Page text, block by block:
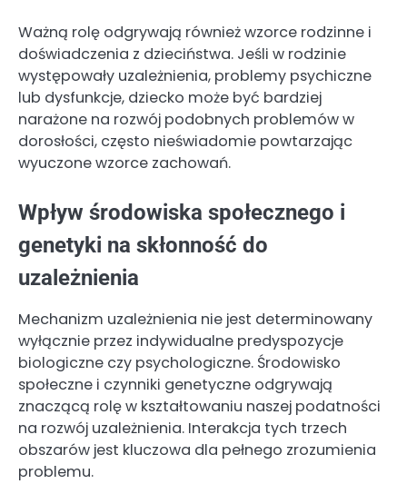
Ważną rolę odgrywają również wzorce rodzinne i
doświadczenia z dzieciństwa. Jeśli w rodzinie
występowały uzależnienia, problemy psychiczne
lub dysfunkcje, dziecko może być bardziej
narażone na rozwój podobnych problemów w
dorosłości, często nieświadomie powtarzając
wyuczone wzorce zachowań.
Wpływ środowiska społecznego i
genetyki na skłonność do
uzależnienia
Mechanizm uzależnienia nie jest determinowany
wyłącznie przez indywidualne predyspozycje
biologiczne czy psychologiczne. Środowisko
społeczne i czynniki genetyczne odgrywają
znaczącą rolę w kształtowaniu naszej podatności
na rozwój uzależnienia. Interakcja tych trzech
obszarów jest kluczowa dla pełnego zrozumienia
problemu.